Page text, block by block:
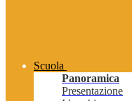
Scuola
Panoramica
Presentazione